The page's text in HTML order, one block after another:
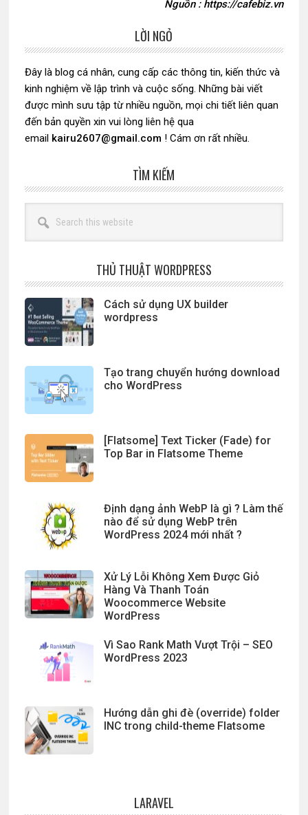
Nguồn : https://cafebiz.vn
chính
LỜI NGỎ
Đây là blog cá nhân, cung cấp các thông tin, kiến thức và
kinh nghiệm về lập trình và cuộc sống. Những bài viết
được mình sưu tập từ nhiều nguồn, mọi chi tiết liên quan
đến bản quyền xin vui lòng liên hệ qua
email kairu2607@gmail.com ! Cám ơn rất nhiều.
TÌM KIẾM
this
website
THỦ THUẬT WORDPRESS
Cách sử dụng UX builder
wordpress
Tạo trang chuyển hướng download
cho WordPress
[Flatsome] Text Ticker (Fade) for
Top Bar in Flatsome Theme
Định dạng ảnh WebP là gì ? Làm thế
nào để sử dụng WebP trên
WordPress 2024 mới nhất ?
Xử Lý Lỗi Không Xem Được Giỏ
Hàng Và Thanh Toán
Woocommerce Website
WordPress
Vì Sao Rank Math Vượt Trội – SEO
WordPress 2023
Hướng dẫn ghi đè (override) folder
INC trong child-theme Flatsome
LARAVEL